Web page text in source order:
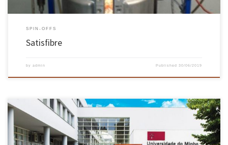
SPIN-OFFS
Satisfibre
by admin Published30/06/2019